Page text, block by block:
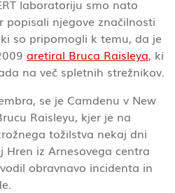
laboratoriju smo nato
njegove značilnosti
so pripomogli k temu, da je
aretiral Bruca Raisleya, ki
na več spletnih strežnikov.
se je Camdenu v New
Raisleyu, kjer je na
tožilstva nekaj dni
Hren iz Arnesovega centra
obravnavo incidenta in